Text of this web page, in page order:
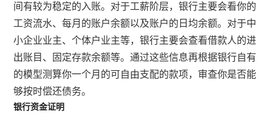
间有较为稳定的入账。对于工薪阶层，银行主要会看你的
工资流水、每月的账户余额以及账户的日均余额。对于中
小企业业主、个体户业主等，银行主要会查看借款人的进
出账目、固定存款余额等。通过这些信息再根据银行自有
的模型测算你一个月的可自由支配的款项，审查你是否能
够按时偿还债务。
银行资金证明